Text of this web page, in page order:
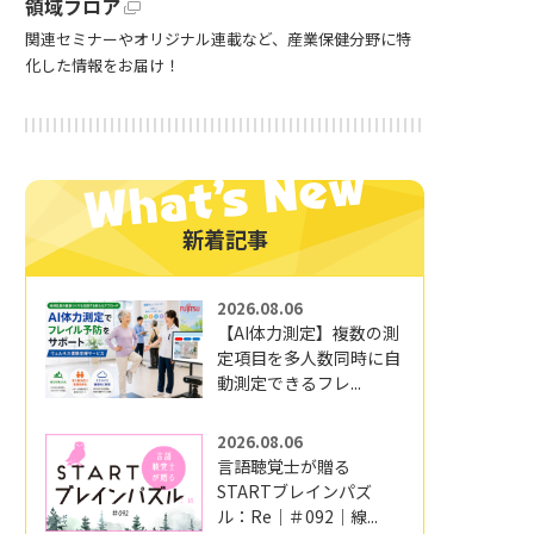
領域フロア
関連セミナーやオリジナル連載など、産業保健分野に特
化した情報をお届け！
新着記事
2026.08.06
【AI体力測定】複数の測
定項目を多人数同時に自
動測定できるフレ...
2026.08.06
言語聴覚士が贈る
STARTブレインパズ
ル：Re｜＃092｜線...